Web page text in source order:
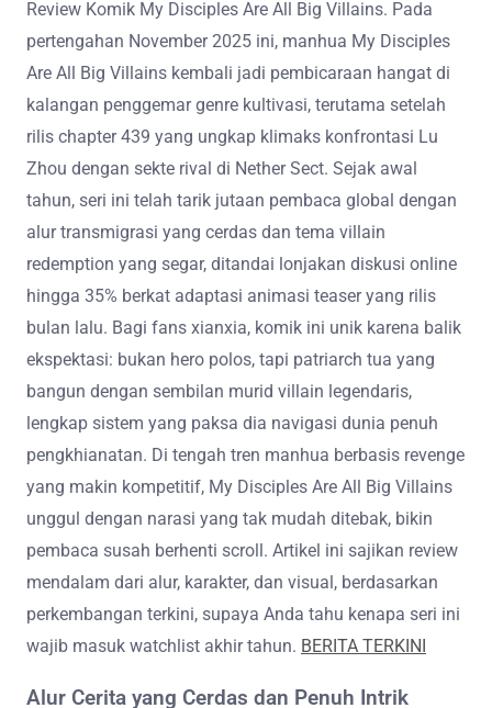
Review Komik My Disciples Are All Big Villains. Pada
pertengahan November 2025 ini, manhua My Disciples
Are All Big Villains kembali jadi pembicaraan hangat di
kalangan penggemar genre kultivasi, terutama setelah
rilis chapter 439 yang ungkap klimaks konfrontasi Lu
Zhou dengan sekte rival di Nether Sect. Sejak awal
tahun, seri ini telah tarik jutaan pembaca global dengan
alur transmigrasi yang cerdas dan tema villain
redemption yang segar, ditandai lonjakan diskusi online
hingga 35% berkat adaptasi animasi teaser yang rilis
bulan lalu. Bagi fans xianxia, komik ini unik karena balik
ekspektasi: bukan hero polos, tapi patriarch tua yang
bangun dengan sembilan murid villain legendaris,
lengkap sistem yang paksa dia navigasi dunia penuh
pengkhianatan. Di tengah tren manhua berbasis revenge
yang makin kompetitif, My Disciples Are All Big Villains
unggul dengan narasi yang tak mudah ditebak, bikin
pembaca susah berhenti scroll. Artikel ini sajikan review
mendalam dari alur, karakter, dan visual, berdasarkan
perkembangan terkini, supaya Anda tahu kenapa seri ini
wajib masuk watchlist akhir tahun. BERITA TERKINI
Alur Cerita yang Cerdas dan Penuh Intrik